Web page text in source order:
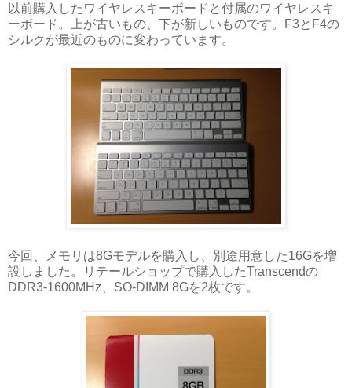
以前購入したワイヤレスキーボードと付属のワイヤレスキ
ーボード。上が古いもの、下が新しいものです。F3とF4の
シルクが最近のものに変わっています。
今回、メモリは8Gモデルを購入し、別途用意した16Gを増
設しました。リテールショップで購入したTranscendの
DDR3-1600MHz、SO-DIMM 8Gを2枚です。